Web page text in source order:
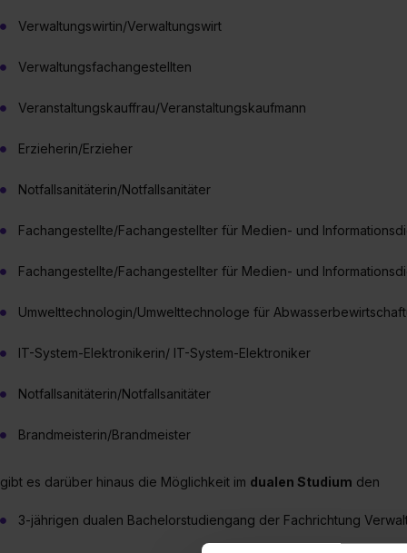
Verwaltungswirtin/Verwaltungswirt
Verwaltungsfachangestellten
Veranstaltungskauffrau/Veranstaltungskaufmann
Erzieherin/Erzieher
Notfallsanitäterin/Notfallsanitäter
Fachangestellte/Fachangestellter für Medien- und
Fachangestellte/Fachangestellter für Medien- und
Umwelttechnologin/Umwelttechnologe für
IT-System-Elektronikerin/ IT-System-Elektroniker
Notfallsanitäterin/Notfallsanitäter
Brandmeisterin/Brandmeister
gibt es darüber hinaus die Möglichkeit im dualen Studium den
3-jährigen dualen Bachelorstudiengang der Fachrichtung